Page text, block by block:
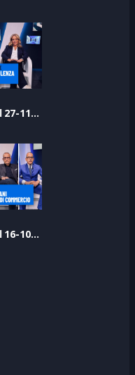
APA S16:P10 del 27-11-2025
APA S16:P04 del 16-10-2025